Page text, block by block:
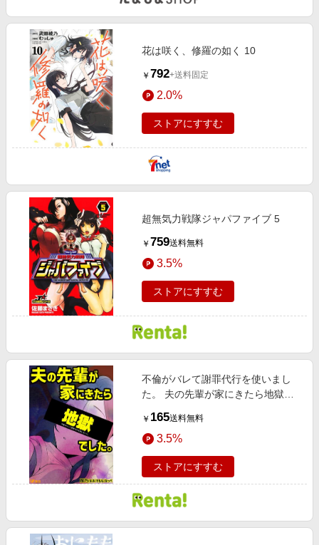
花は咲く、修羅の如く 10
￥ 792+送料固定
2.0%
ストアにすすむ
超無気力戦隊ジャパファイブ 5
￥ 759送料無料
3.5%
ストアにすすむ
不倫がバレて謝罪代行を使いまし
た。 夫の先輩が家にきたら地獄で
￥ 165送料無料
3.5%
ストアにすすむ